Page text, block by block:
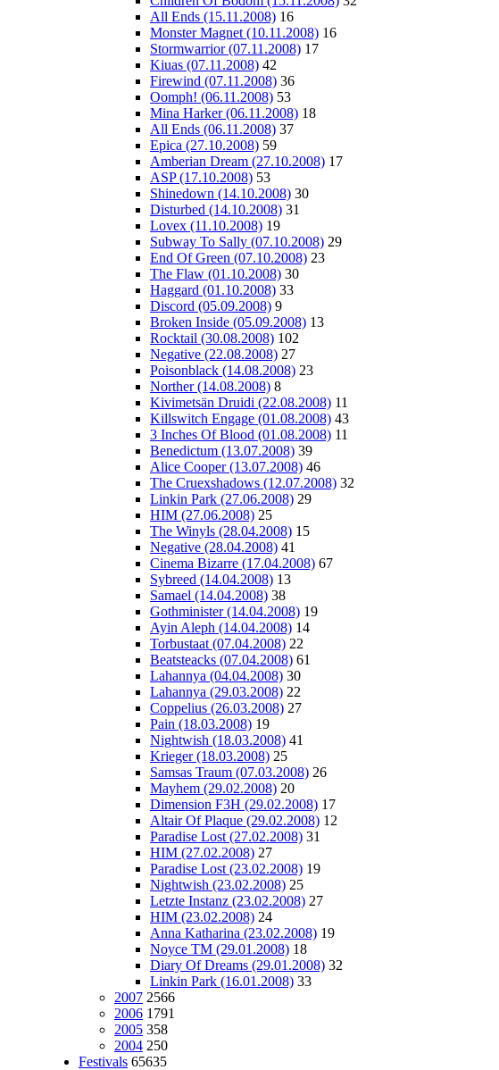
All Ends (15.11.2008) 16
Monster Magnet (10.11.2008) 16
Stormwarrior (07.11.2008) 17
Kiuas (07.11.2008) 42
Firewind (07.11.2008) 36
Oomph! (06.11.2008) 53
Mina Harker (06.11.2008) 18
All Ends (06.11.2008) 37
Epica (27.10.2008) 59
Amberian Dream (27.10.2008) 17
ASP (17.10.2008) 53
Shinedown (14.10.2008) 30
Disturbed (14.10.2008) 31
Lovex (11.10.2008) 19
Subway To Sally (07.10.2008) 29
End Of Green (07.10.2008) 23
The Flaw (01.10.2008) 30
Haggard (01.10.2008) 33
Discord (05.09.2008) 9
Broken Inside (05.09.2008) 13
Rocktail (30.08.2008) 102
Negative (22.08.2008) 27
Poisonblack (14.08.2008) 23
Norther (14.08.2008) 8
Kivimetsän Druidi (22.08.2008) 11
Killswitch Engage (01.08.2008) 43
3 Inches Of Blood (01.08.2008) 11
Benedictum (13.07.2008) 39
Alice Cooper (13.07.2008) 46
The Cruexshadows (12.07.2008) 32
Linkin Park (27.06.2008) 29
HIM (27.06.2008) 25
The Winyls (28.04.2008) 15
Negative (28.04.2008) 41
Cinema Bizarre (17.04.2008) 67
Sybreed (14.04.2008) 13
Samael (14.04.2008) 38
Gothminister (14.04.2008) 19
Ayin Aleph (14.04.2008) 14
Torbustaat (07.04.2008) 22
Beatsteacks (07.04.2008) 61
Lahannya (04.04.2008) 30
Lahannya (29.03.2008) 22
Coppelius (26.03.2008) 27
Pain (18.03.2008) 19
Nightwish (18.03.2008) 41
Krieger (18.03.2008) 25
Samsas Traum (07.03.2008) 26
Mayhem (29.02.2008) 20
Dimension F3H (29.02.2008) 17
Altair Of Plaque (29.02.2008) 12
Paradise Lost (27.02.2008) 31
HIM (27.02.2008) 27
Paradise Lost (23.02.2008) 19
Nightwish (23.02.2008) 25
Letzte Instanz (23.02.2008) 27
HIM (23.02.2008) 24
Anna Katharina (23.02.2008) 19
Noyce TM (29.01.2008) 18
Diary Of Dreams (29.01.2008) 32
Linkin Park (16.01.2008) 33
2007 2566
2006 1791
2005 358
2004 250
Festivals 65635